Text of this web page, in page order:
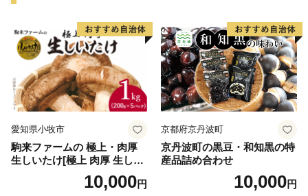
電話番号 050-1730-1190
受付時間 平日 9時00分～17時00分
※土日祝祭日は休みとなります
京都府には、国宝・重要文化財をはじめとした優れた文
化財が数多く残されています。
のできない財産であり、未来へと大切に守り伝えていか
愛知県小牧市
駒来ファームの 極上・肉厚
生しいたけ[極上 肉厚 生しい
たけ 生シイタケ 生椎茸 安心
安全 国産 採れたて 新鮮 きの
10,000円
京都府京丹波町
京丹波町の黒豆・和知黒の特
産品詰め合わせ
10,000円